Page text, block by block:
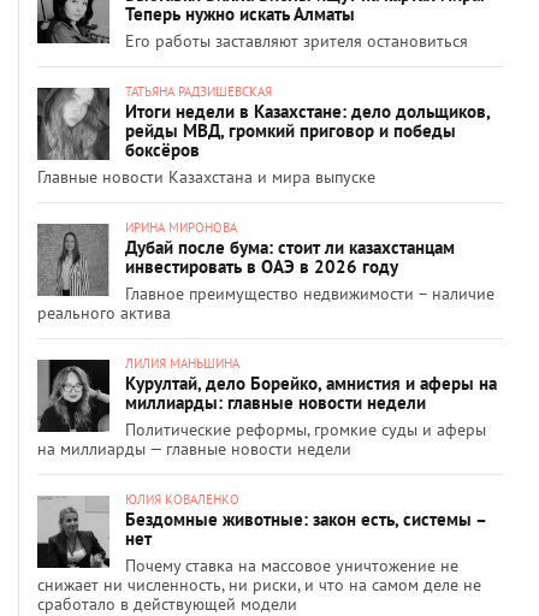
Теперь нужно искать Алматы
Его работы заставляют зрителя остановиться
ТАТЬЯНА РАДЗИШЕВСКАЯ
Итоги недели в Казахстане: дело дольщиков,
рейды МВД, громкий приговор и победы
боксёров
Главные новости Казахстана и мира выпуске
ИРИНА МИРОНОВА
Дубай после бума: стоит ли казахстанцам
инвестировать в ОАЭ в 2026 году
Главное преимущество недвижимости – наличие
реального актива
ЛИЛИЯ МАНЬШИНА
Курултай, дело Борейко, амнистия и аферы на
миллиарды: главные новости недели
Политические реформы, громкие суды и аферы
на миллиарды — главные новости недели
ЮЛИЯ КОВАЛЕНКО
Бездомные животные: закон есть, системы –
нет
Почему ставка на массовое уничтожение не
снижает ни численность, ни риски, и что на самом деле не
сработало в действующей модели